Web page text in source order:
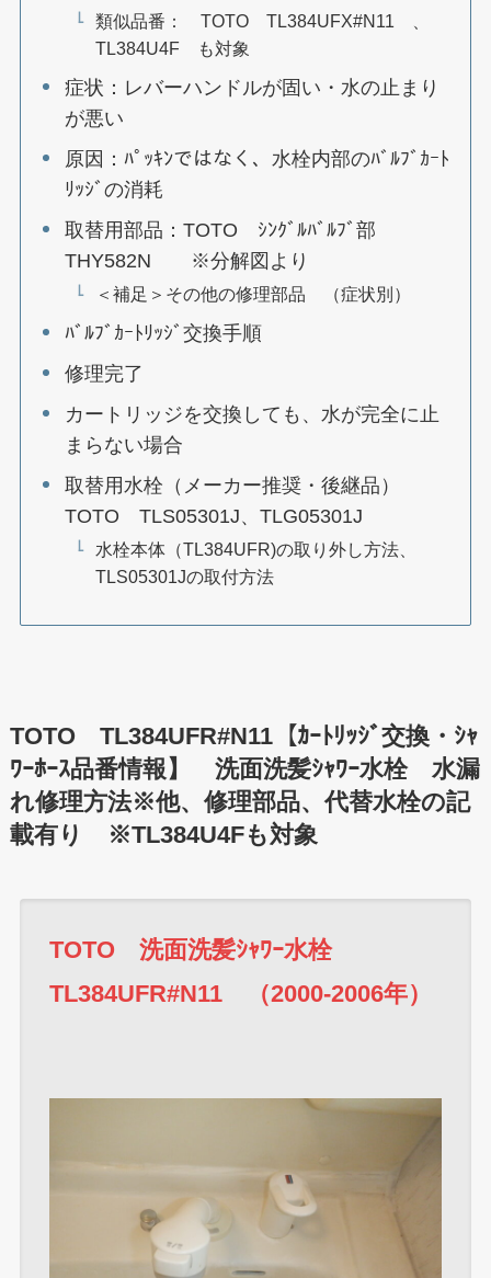
類似品番： TOTO TL384UFX#N11 、
TL384U4F も対象
症状：レバーハンドルが固い・水の止まり
が悪い
原因：ﾊﾟｯｷﾝではなく、水栓内部のﾊﾞﾙﾌﾞｶｰﾄ
ﾘｯｼﾞの消耗
取替用部品：TOTO ｼﾝｸﾞﾙﾊﾞﾙﾌﾞ部
THY582N ※分解図より
＜補足＞その他の修理部品 （症状別）
ﾊﾞﾙﾌﾞｶｰﾄﾘｯｼﾞ交換手順
修理完了
カートリッジを交換しても、水が完全に止
まらない場合
取替用水栓（メーカー推奨・後継品）
TOTO TLS05301J、TLG05301J
水栓本体（TL384UFR)の取り外し方法、
TLS05301Jの取付方法
TOTO TL384UFR#N11【ｶｰﾄﾘｯｼﾞ交換・ｼｬ
ﾜｰﾎｰｽ品番情報】 洗面洗髪ｼｬﾜｰ水栓 水漏
れ修理方法※他、修理部品、代替水栓の記
載有り ※TL384U4Fも対象
TOTO 洗面洗髪ｼｬﾜｰ水栓
TL384UFR#N11 （2000-2006年）